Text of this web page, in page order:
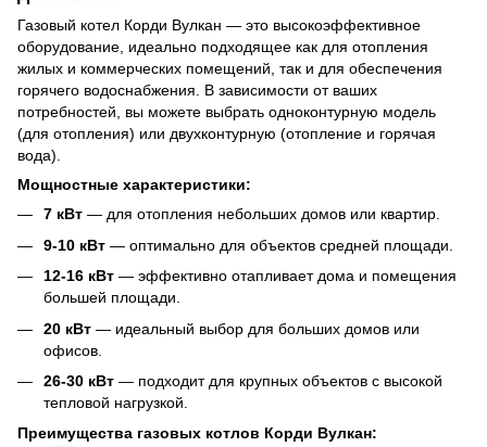
Газовый котел Корди Вулкан — это высокоэффективное
оборудование, идеально подходящее как для отопления
жилых и коммерческих помещений, так и для обеспечения
горячего водоснабжения. В зависимости от ваших
потребностей, вы можете выбрать одноконтурную модель
(для отопления) или двухконтурную (отопление и горячая
вода).
Мощностные характеристики:
7 кВт — для отопления небольших домов или квартир.
9-10 кВт — оптимально для объектов средней площади.
12-16 кВт — эффективно отапливает дома и помещения
большей площади.
20 кВт — идеальный выбор для больших домов или
офисов.
26-30 кВт — подходит для крупных объектов с высокой
тепловой нагрузкой.
Преимущества газовых котлов Корди Вулкан: